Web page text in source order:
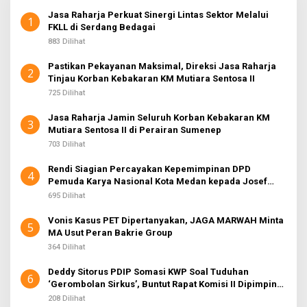
1
Jasa Raharja Perkuat Sinergi Lintas Sektor Melalui
FKLL di Serdang Bedagai
883 Dilihat
2
Pastikan Pekayanan Maksimal, Direksi Jasa Raharja
Tinjau Korban Kebakaran KM Mutiara Sentosa II
725 Dilihat
3
Jasa Raharja Jamin Seluruh Korban Kebakaran KM
Mutiara Sentosa II di Perairan Sumenep
703 Dilihat
4
Rendi Siagian Percayakan Kepemimpinan DPD
Pemuda Karya Nasional Kota Medan kepada Josef
Sembiring
695 Dilihat
5
Vonis Kasus PET Dipertanyakan, JAGA MARWAH Minta
MA Usut Peran Bakrie Group
364 Dilihat
6
Deddy Sitorus PDIP Somasi KWP Soal Tuduhan
‘Gerombolan Sirkus’, Buntut Rapat Komisi II Dipimpin
Sufmi Dasco Ahmad
208 Dilihat